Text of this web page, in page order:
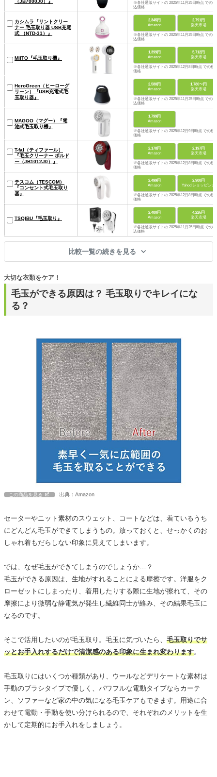
※各社通販サイトの 2025年11月25日時点 での税
込価格
カシムラ『リントクリー
ナー 毛玉取り器 USB充電
式 （NTD-31）』
2,345円
Amazon
2,791円
楽天市場
※各社通販サイトの 2025年11月25日時点 での税
込価格
MIITO『毛玉取り機』
1,399円
Amazon
5,712円
楽天市場
※各社通販サイトの 2025年12月8日時点 での税
価格
HeroGreen（ヒーローグ
リーン）『USB充電式毛
玉取り器』
2,580円
Amazon
1,780〜円
楽天市場
※各社通販サイトの 2025年11月25日時点 での税
込価格
MAGOO（マグー）『電
池式毛玉取り機』
1,799円
Amazon
※各社通販サイトの 2025年12月9日時点 での税
価格
T-fal（ティファール）
『毛玉クリーナー ボルド
ー（JB1012J0）』
2,178円
Amazon
2,197円
楽天市場
※各社通販サイトの 2025年12月8日時点 での税
価格
テスコム（TESCOM）
『コンセント式毛玉取り
器』
2,499円
Amazon
2,980円
Yahoo!ショッピング
※各社通販サイトの 2025年12月8日時点 での税
価格
TSQIBU『毛玉取り』
2,480円
Amazon
4,226円
楽天市場
※各社通販サイトの 2025年11月25日時点 での税
込価格
比較一覧の続きを見る
毛玉ができる原因は？ 毛玉取りでキレイにな
る？
大切な衣類をケア！
この商品を見る 出典：Amazon
セーターやニット素材のスウェット、コートなどは、着ているうち
にどんどん毛玉ができてしまうもの。放っておくと、せっかくのお
しゃれ着もだらしない印象に見えてしまいます。
では、なぜ毛玉ができてしまうのでしょうか…？
毛玉ができる原因は、生地がすれることによる摩擦です。洋服をク
ローゼットにしまったり、着用したりする際に生地が擦れて、その
摩擦により微弱な静電気が発生し繊維同士が絡み、その結果毛玉に
なるのです。
そこで活用したいのが毛玉取り。毛玉に気づいたら、 毛玉取りでサ
ッとお手入れするだけで清潔感のある印象に生まれ変わります。
毛玉取りにはいくつか種類があり、ウールなどデリケートな素材は
手動のブラシタイプで優しく、パワフルな電動タイプならカーテ
ン、ソファーなど家の中の気になる毛玉ケアもできます。用途に合
わせて電動・手動を使い分けられるので、それぞれのメリットを生
かして定期的にお手入れをしましょう。